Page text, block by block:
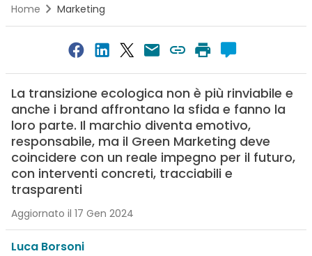
Home Marketing
La transizione ecologica non è più rinviabile e
anche i brand affrontano la sfida e fanno la
loro parte. Il marchio diventa emotivo,
responsabile, ma il Green Marketing deve
coincidere con un reale impegno per il futuro,
con interventi concreti, tracciabili e
trasparenti
Aggiornato il 17 Gen 2024
Luca Borsoni